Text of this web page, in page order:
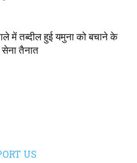
में तब्दील हुई यमुना को बचाने के
सेना तैनात
US